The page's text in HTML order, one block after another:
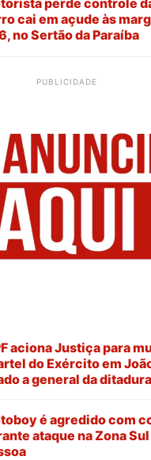
cai em açude às
no Sertão da Paraíba
PUBLICIDADE
aciona Justiça para
do Exército em
a general da ditadura
é agredido com
ataque na Zona